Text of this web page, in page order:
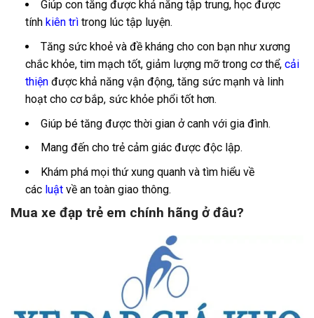
Giúp con tăng được khả năng tập trung, học được
tínhkiên trìtrong lúc tập luyện.
Tăng sức khoẻ và đề kháng cho con bạn như xương
chắc khỏe, tim mạch tốt, giảm lượng mỡ trong cơ thể, cải
thiệnđược khả năng vận động, tăng sức mạnh và linh
hoạt cho cơ bắp, sức khỏe phổi tốt hơn.
Giúp bé tăng được thời gian ở canh với gia đình.
Mang đến cho trẻ cảm giác được độc lập.
Khám phá mọi thứ xung quanh và tìm hiểu về
các luậtvề an toàn giao thông.
Mua xe đạp trẻ em chính hãng ở đâu?